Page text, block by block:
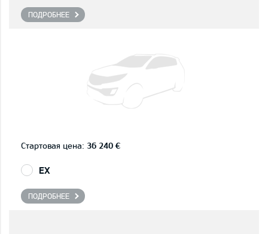
ПОДРОБНЕЕ
Стартовая цена: 36 240 €
EX
ПОДРОБНЕЕ